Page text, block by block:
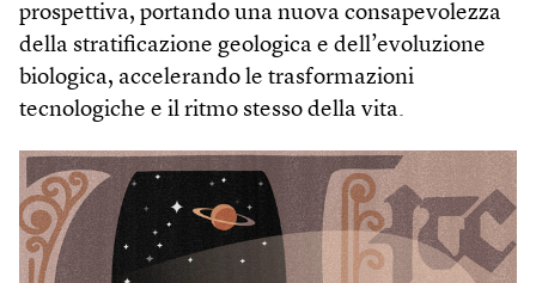
prospettiva, portando una nuova consapevolezza
della stratificazione geologica e dell’evoluzione
biologica, accelerando le trasformazioni
tecnologiche e il ritmo stesso della vita.